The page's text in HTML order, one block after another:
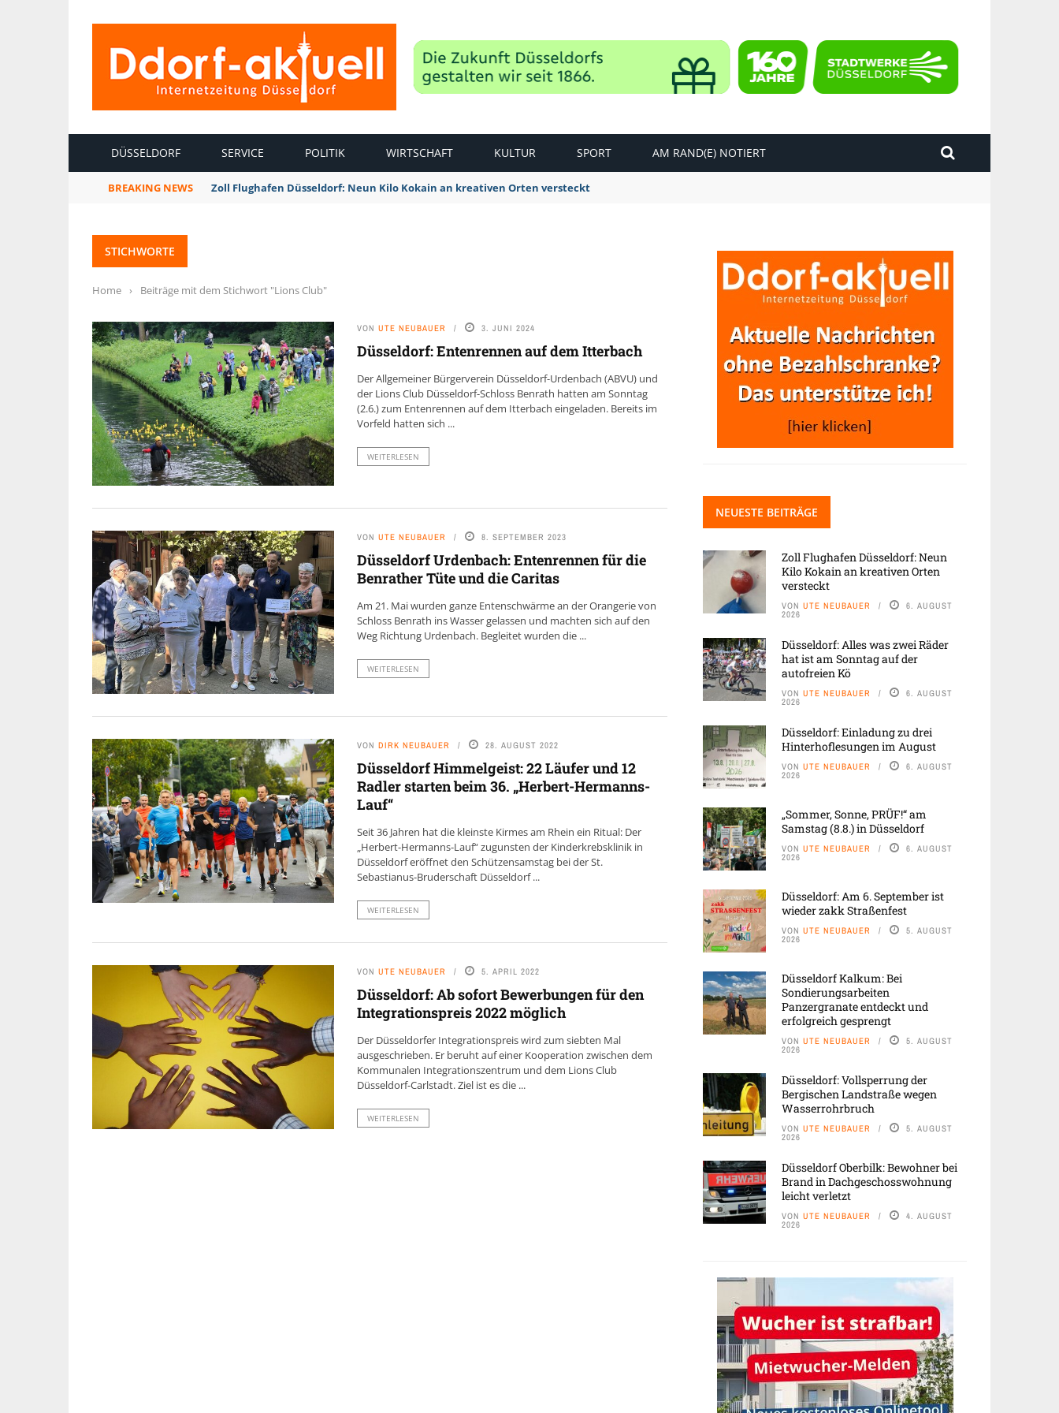
DÜSSELDORF SERVICE POLITIK WIRTSCHAFT KULTUR SPORT AM RAND(E) NOTIERT
BREAKING NEWS Zoll Flughafen Düsseldorf: Neun Kilo Kokain an kreativen Orten versteckt
STICHWORTE
Home › Beiträge mit dem Stichwort "Lions Club"
VON UTE NEUBAUER 3. JUNI 2024
Düsseldorf: Entenrennen auf dem Itterbach
Der Allgemeiner Bürgerverein Düsseldorf-Urdenbach (ABVU) und
der Lions Club Düsseldorf-Schloss Benrath hatten am Sonntag
(2.6.) zum Entenrennen auf dem Itterbach eingeladen. Bereits im
Vorfeld hatten sich ...
WEITERLESEN
VON UTE NEUBAUER 8. SEPTEMBER 2023
Düsseldorf Urdenbach: Entenrennen für die
Benrather Tüte und die Caritas
Am 21. Mai wurden ganze Entenschwärme an der Orangerie von
Schloss Benrath ins Wasser gelassen und machten sich auf den
Weg Richtung Urdenbach. Begleitet wurden die ...
WEITERLESEN
VON DIRK NEUBAUER 28. AUGUST 2022
Düsseldorf Himmelgeist: 22 Läufer und 12
Radler starten beim 36. „Herbert-Hermanns-
Lauf“
Seit 36 Jahren hat die kleinste Kirmes am Rhein ein Ritual: Der
„Herbert-Hermanns-Lauf“ zugunsten der Kinderkrebsklinik in
Düsseldorf eröffnet den Schützensamstag bei der St.
Sebastianus-Bruderschaft Düsseldorf ...
WEITERLESEN
VON UTE NEUBAUER 5. APRIL 2022
Düsseldorf: Ab sofort Bewerbungen für den
Integrationspreis 2022 möglich
Der Düsseldorfer Integrationspreis wird zum siebten Mal
ausgeschrieben. Er beruht auf einer Kooperation zwischen dem
Kommunalen Integrationszentrum und dem Lions Club
Düsseldorf-Carlstadt. Ziel ist es die ...
WEITERLESEN
NEUESTE BEITRÄGE
Zoll Flughafen Düsseldorf: Neun
Kilo Kokain an kreativen Orten
versteckt
VON UTE NEUBAUER 6. AUGUST
2026
Düsseldorf: Alles was zwei Räder
hat ist am Sonntag auf der
autofreien Kö
VON UTE NEUBAUER 6. AUGUST
2026
Düsseldorf: Einladung zu drei
Hinterhoflesungen im August
VON UTE NEUBAUER 6. AUGUST
2026
„Sommer, Sonne, PRÜF!“ am
Samstag (8.8.) in Düsseldorf
VON UTE NEUBAUER 6. AUGUST
2026
Düsseldorf: Am 6. September ist
wieder zakk Straßenfest
VON UTE NEUBAUER 5. AUGUST
2026
Düsseldorf Kalkum: Bei
Sondierungsarbeiten
Panzergranate entdeckt und
erfolgreich gesprengt
VON UTE NEUBAUER 5. AUGUST
2026
Düsseldorf: Vollsperrung der
Bergischen Landstraße wegen
Wasserrohrbruch
VON UTE NEUBAUER 5. AUGUST
2026
Düsseldorf Oberbilk: Bewohner bei
Brand in Dachgeschosswohnung
leicht verletzt
VON UTE NEUBAUER 4. AUGUST
2026